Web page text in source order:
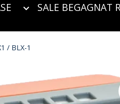
SALE BEGAGNAT
/ BLX-1